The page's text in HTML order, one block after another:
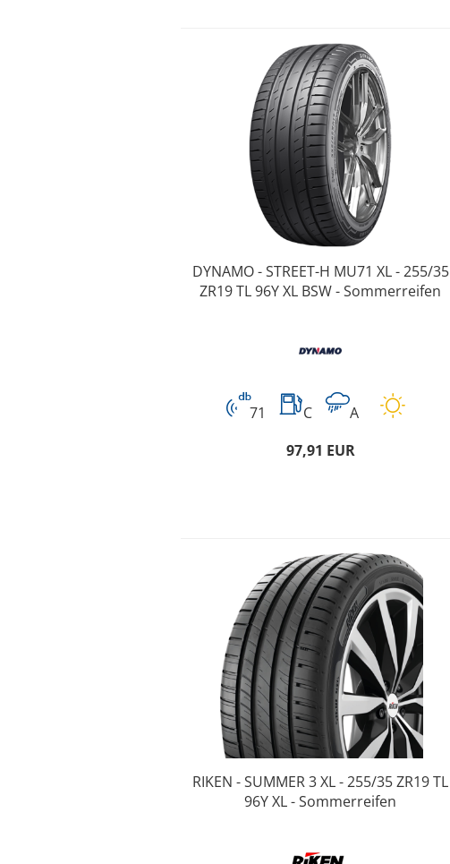
DYNAMO - STREET-H MU71 XL - 255/35
ZR19 TL 96Y XL BSW - Sommerreifen
71 C
A
97,91 EUR
RIKEN - SUMMER 3 XL - 255/35 ZR19 TL
96Y XL - Sommerreifen